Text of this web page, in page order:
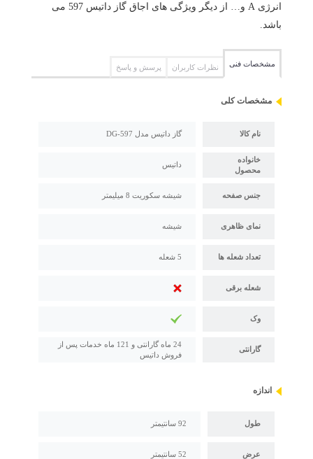
انرژی A و… از دیگر ویژگی های اجاق گاز داتیس 597 می
باشد.
مشخصات فنی نظرات کاربران پرسش و پاسخ
مشخصات کلی
نام کالا گاز داتیس مدل DG-597
خانواده
محصول
داتیس
جنس صفحه شیشه سکوریت 8 میلیمتر
نمای ظاهری شیشه
تعداد شعله ها 5 شعله
شعله برقی
وک
گارانتی
24 ماه گارانتی و 121 ماه خدمات پس از
فروش داتیس
اندازه
طول 92 سانتیمتر
عرض 52 سانتیمتر